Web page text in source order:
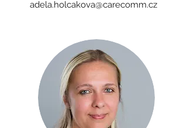
adela.holcakova@carecomm.cz